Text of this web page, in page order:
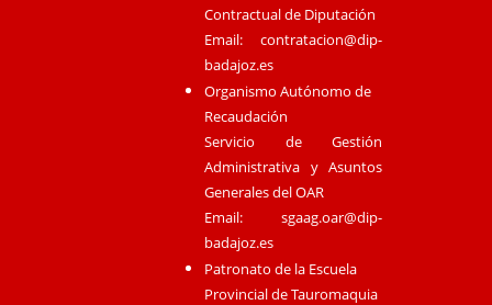
Contractual de Diputación
Email:contratacion@dip-
badajoz.es
Organismo Autónomo de
Recaudación
Servicio de Gestión
Administrativa y Asuntos
Generales del OAR
Email:sgaag.oar@dip-
badajoz.es
Patronato de la Escuela
Provincial de Tauromaquia